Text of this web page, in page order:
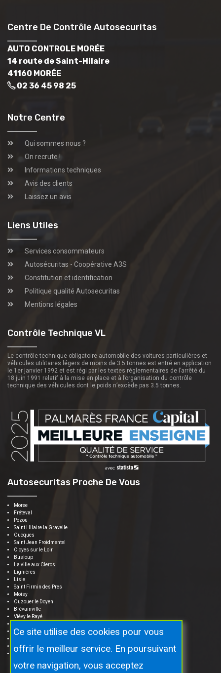
Centre De Contrôle Autosecuritas
AUTO CONTROLE MORÉE
14 route de Saint-Hilaire
41160 MORÉE
02 36 45 98 25
Notre Centre
Qui sommes nous ?
On recrute !
Informations techniques
Avis des clients
Laissez un avis
Liens Utiles
Services consommateurs
Autosécuritas - Coopérative A3S
Constitution et identification
Politique qualité Autosecuritas
Mentions légales
Contrôle Technique VL
Le contrôle technique obligatoire automobile des voitures particulières et
véhicules utilitaires légers de moins de 3.5 tonnes est entré en application
le 1er janvier 1992 et est régi par les textes réglementaires de l’arrêté du
18 juin 1991 relatif à la mise en place et à l’organisation du contrôle
technique des véhicules dont le poids n’excède pas 3.5 tonnes.
Autosecuritas Proche De Vous
Moree
Fréteval
Pezou
Saint Hilaire la Gravelle
Oucques
Saint Jean Froidmentel
Cloyes sur le Loir
Busloup
La ville aux Clercs
Lignières
Lisle
Saint Firmin des Pres
Moisy
Ouzouer le Doyen
Brévainville
Viévy le Rayé
La chapelle Enchérie
Saint Ouen
Ce site utilise des cookies pour vous
offrir le meilleur service. En poursuivant
votre navigation, vous acceptez